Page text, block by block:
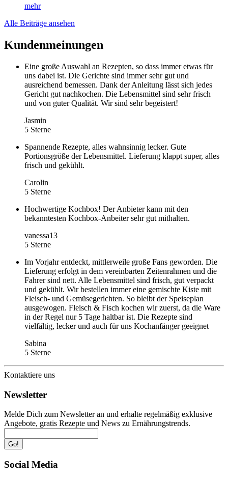
mehr
Alle Beiträge ansehen
Kundenmeinungen
Eine große Auswahl an Rezepten, so dass immer etwas für
uns dabei ist. Die Gerichte sind immer sehr gut und
ausreichend bemessen. Dank der Anleitung lässt sich jedes
Gericht gut nachkochen. Die Lebensmittel sind sehr frisch
und von guter Qualität. Wir sind sehr begeistert!
Jasmin
5 Sterne
Spannende Rezepte, alles wahnsinnig lecker. Gute
Portionsgröße der Lebensmittel. Lieferung klappt super, alles
frisch und gekühlt.
Carolin
5 Sterne
Hochwertige Kochbox! Der Anbieter kann mit den
bekanntesten Kochbox-Anbeiter sehr gut mithalten.
vanessa13
5 Sterne
Im Vorjahr entdeckt, mittlerweile große Fans geworden. Die
Lieferung erfolgt in dem vereinbarten Zeitenrahmen und die
Fahrer sind nett. Alle Lebensmittel sind frisch, gut verpackt
und gekühlt. Wir bestellen immer eine gemischte Kiste mit
Fleisch- und Gemüsegerichten. So bleibt der Speiseplan
ausgewogen. Fleisch & Fisch kochen wir zuerst, da die Ware
in der Regel nur 5 Tage haltbar ist. Die Rezepte sind
vielfältig, lecker und auch für uns Kochanfänger geeignet
Sabina
5 Sterne
Kontaktiere uns
Newsletter
Melde Dich zum Newsletter an und erhalte regelmäßig exklusive
Angebote, gratis Rezepte und News zu Ernährungstrends.
Go!
Social Media